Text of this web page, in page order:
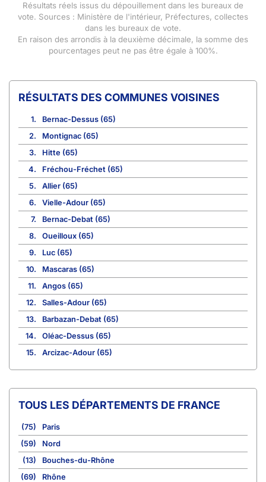
Résultats réels issus du dépouillement dans les bureaux de
vote. Sources : Ministère de l'intérieur, Préfectures, collectes
dans les bureaux de vote.
En raison des arrondis à la deuxième décimale, la somme des
pourcentages peut ne pas être égale à 100%.
COMMUNES VOISINES
1.
Bernac-Dessus (65)
2.
Montignac (65)
3.
Hitte (65)
4.
Fréchou-Fréchet (65)
5.
Allier (65)
6.
Vielle-Adour (65)
7.
Bernac-Debat (65)
8.
Oueilloux (65)
9.
Luc (65)
10.
Mascaras (65)
11.
Angos (65)
12.
Salles-Adour (65)
13.
Barbazan-Debat (65)
14.
Oléac-Dessus (65)
15.
Arcizac-Adour (65)
TOUS LES DÉPARTEMENTS DE FRANCE
(75)
Paris
(59)
Nord
(13)
Bouches-du-Rhône
(69)
Rhône